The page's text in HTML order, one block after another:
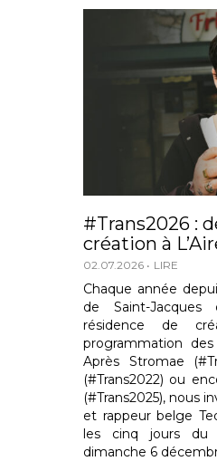
#Trans2026 :
création à
02.07.2026 LIRE
Chaque année
de Saint-
résidence de
programmation des
Après Stromae
(#Trans2022) ou
(#Trans2025), nous
et rappeur belge
les cinq jours du
dimanche 6